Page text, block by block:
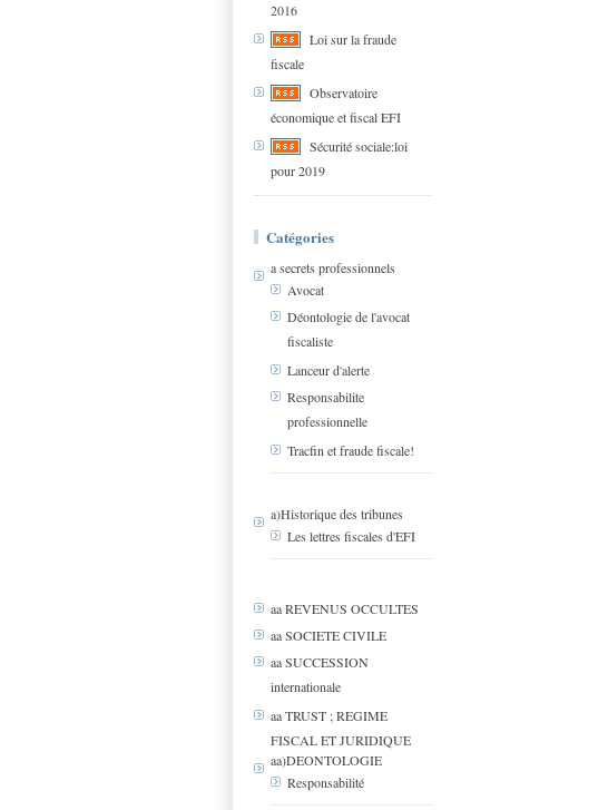
2016
Loi sur la fraude
fiscale
Observatoire
économique et fiscal EFI
Sécurité sociale:loi
pour 2019
Catégories
a secrets professionnels
Avocat
Déontologie de l'avocat
fiscaliste
Lanceur d'alerte
Responsabilite
professionnelle
Tracfin et fraude fiscale!
a)Historique des tribunes
Les lettres fiscales d'EFI
aa REVENUS OCCULTES
aa SOCIETE CIVILE
aa SUCCESSION
internationale
aa TRUST ; REGIME
FISCAL ET JURIDIQUE
aa)DEONTOLOGIE
Responsabilité